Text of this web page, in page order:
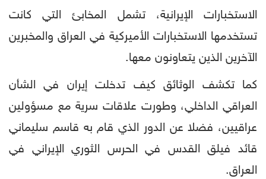
الاستخبارات الإيرانية، تشمل المخابئ التي كانت
تستخدمها الاستخبارات الأميركية في العراق والمخبرين
الآخرين الذين يتعاونون معها.
كما تكشف الوثائق كيف تدخلت إيران في الشأن
العراقي الداخلي، وطورت علاقات سرية مع مسؤولين
عراقيين، فضلا عن الدور الذي قام به قاسم سليماني
قائد فيلق القدس في الحرس الثوري الإيراني في
العراق.